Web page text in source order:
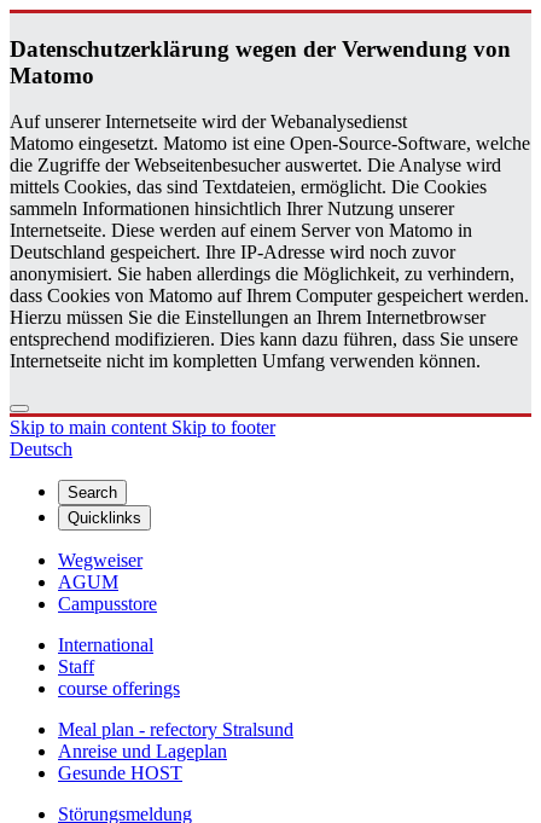
Daten­schutzerklärung wegen der Ver­wen­dung von
Matomo
Auf unserer Internetseite wird der Webanalysedienst
Matomo eingesetzt. Matomo ist eine Open-Source-Software, welche
die Zugriffe der Webseitenbesucher auswertet. Die Analyse wird
mittels Cookies, das sind Textdateien, ermöglicht. Die Cookies
sammeln Informationen hinsichtlich Ihrer Nutzung unserer
Internetseite. Diese werden auf einem Server von Matomo in
Deutschland gespeichert. Ihre IP-Adresse wird noch zuvor
anonymisiert. Sie haben allerdings die Möglichkeit, zu verhindern,
dass Cookies von Matomo auf Ihrem Computer gespeichert werden.
Hierzu müssen Sie die Einstellungen an Ihrem Internetbrowser
entsprechend modifizieren. Dies kann dazu führen, dass Sie unsere
Internetseite nicht im kompletten Umfang verwenden können.
Skip to main content Skip to footer
Deutsch
Search
Quicklinks
Wegweiser
AGUM
Campusstore
International
Staff
course offerings
Meal plan - refectory Stralsund
Anreise und Lageplan
Gesunde HOST
Störungsmeldung